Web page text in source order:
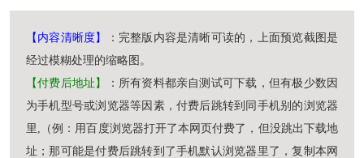
【内容清晰度】
：完整版内容是清晰可读的，上面预览截图是
经过模糊处理的缩略图。
【付费后地址】
：所有资料都亲自测试可下载，但有极少数因
为手机型号或浏览器等因素，付费后跳转到同手机别的浏览器
里,（例：用百度浏览器打开了本网页付费了，但没跳出下载地
址；那可能是付费后跳转到了手机默认浏览器里了，复制本网